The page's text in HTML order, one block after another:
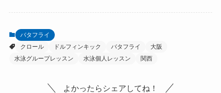
バタフライ
クロール
ドルフィンキック バタフライ
大阪
水泳グループレッスン
水泳個人レッスン 関西
よかったらシェアしてね！